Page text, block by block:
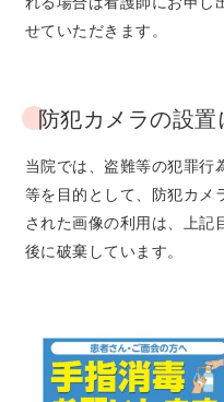
せていただきます。
防犯カメラの設置
当院では、盗難等の犯罪行
等を目的として、防犯カメ
された画像の利用は、上記
後に破棄しています。